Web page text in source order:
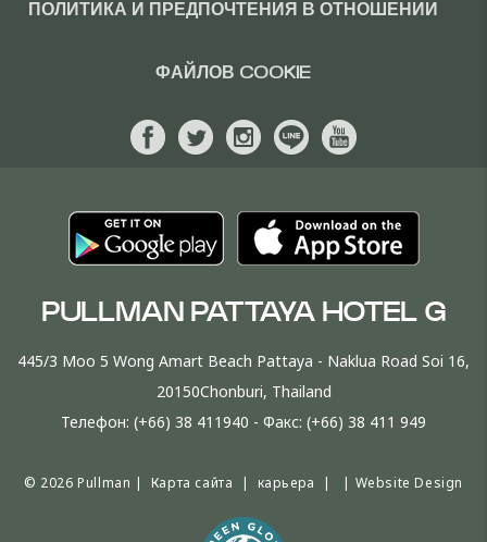
ПОЛИТИКА И ПРЕДПОЧТЕНИЯ В ОТНОШЕНИИ
ФАЙЛОВ COOKIE
PULLMAN PATTAYA HOTEL G
445/3 Moo 5 Wong Amart Beach Pattaya - Naklua Road Soi 16,
20150Chonburi, Thailand
Телефон: (+66) 38 411940 - Факс: (+66) 38 411 949
© 2026 Pullman | Карта сайта | карьера | | Website Design